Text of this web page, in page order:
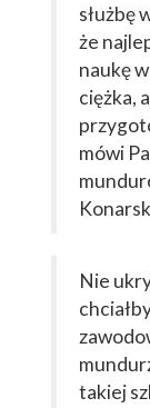
służbę
że
naukę
ciężka,
mówi
Nie
takiej